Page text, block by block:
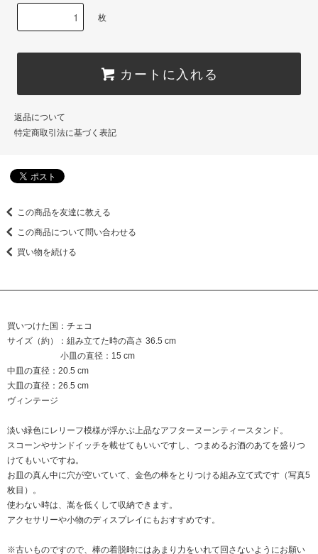
枚
カートに入れる
返品について
特定商取引法に基づく表記
この商品を友達に教える
この商品について問い合わせる
買い物を続ける
買いつけた国：チェコ
サイズ（約）：組み立てた時の高さ 36.5 cm
小皿の直径：15 cm
中皿の直径：20.5 cm
大皿の直径：26.5 cm
ヴィンテージ
淡い緑色にレリーフ模様が浮かぶ上品なアフターヌーンティースタンド。
スコーンやサンドイッチを載せてもいいですし、つまめるお酒のあてを盛りつ
けてもいいですね。
お皿の真ん中に穴が空いていて、金色の棒をとりつける組み立て式です（写真5
枚目）。
使わない時は、嵩を低くして収納できます。
アクセサリーや小物のディスプレイにもおすすめです。
※古いものですので、棒の着脱時にはあまり力をいれて回さないようにお願い